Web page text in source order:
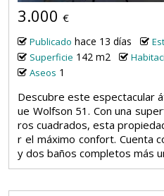
3.000 €
Publicado hace 13 días
Superficie 142 m2
Aseos 1
Descubre este espectacular
ue Wolfson 51. Con una
ros cuadrados, esta
r el máximo confort. Cuenta
y dos baños completos más